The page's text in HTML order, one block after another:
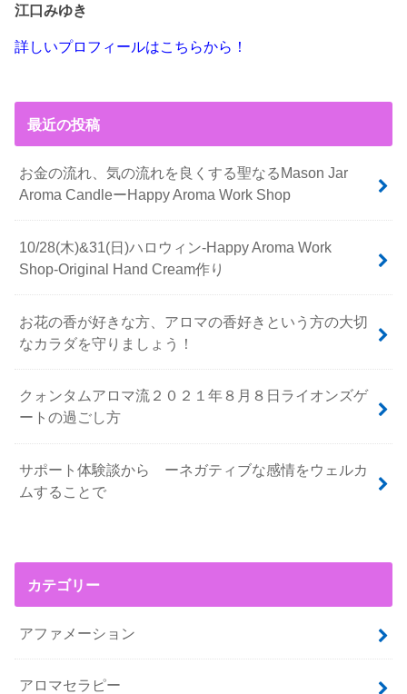
江口みゆき
詳しいプロフィールはこちらから！
最近の投稿
お金の流れ、気の流れを良くする聖なるMason Jar
Aroma CandleーHappy Aroma Work Shop
10/28(木)&31(日)ハロウィン-Happy Aroma Work
Shop-Original Hand Cream作り
お花の香が好きな方、アロマの香好きという方の大切
なカラダを守りましょう！
クォンタムアロマ流２０２１年８月８日ライオンズゲ
ートの過ごし方
サポート体験談から ーネガティブな感情をウェルカ
ムすることで
カテゴリー
アファメーション
アロマセラピー